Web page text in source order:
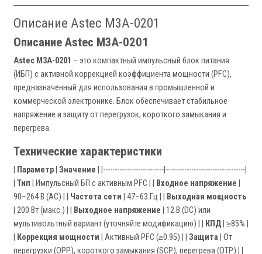
Описание Astec M3A-0201
Описание Astec M3A-0201
Astec M3A-0201 – это компактный импульсный блок питания
(ИБП) с активной коррекцией коэффициента мощности (PFC),
предназначенный для использования в промышленной и
коммерческой электронике. Блок обеспечивает стабильное
напряжение и защиту от перегрузок, короткого замыкания и
перегрева.
Технические характеристики
Параметр Значение | |--------------------------|----------------------------------|
Тип | Импульсный БП с активным PFC | | Входное напряжение
90–264 В (AC) | | Частота сети | 47–63 Гц | |
Выходная мощность
| 200 Вт (макс.) | |
Выходное напряжение | 12 В (DC) или
мультивольтный вариант (уточняйте модификацию) | |
КПД | ≥85% |
Коррекция мощности | Активный PFC (≥0.95) | | Защита | От
перегрузки (OPP), короткого замыкания (SCP), перегрева (OTP) | |